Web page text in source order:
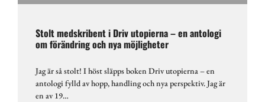
Stolt medskribent i Driv utopierna – en antologi
om förändring och nya möjligheter
Jag är så stolt! I höst släpps boken Driv utopierna – en
antologi fylld av hopp, handling och nya perspektiv. Jag är
en av 19…